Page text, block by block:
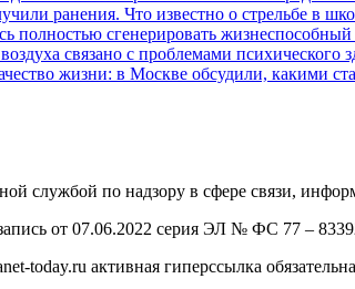
службой по надзору в сфере связи,
запись от 07.06.2022 серия ЭЛ № ФС 77 –
today.ru активная гиперссылка